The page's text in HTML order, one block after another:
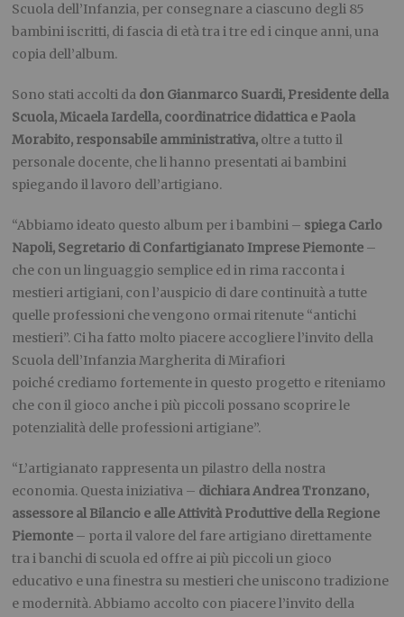
Scuola dell’Infanzia, per consegnare a ciascuno degli 85
bambini iscritti, di fascia di età tra i tre ed i cinque anni, una
copia dell’album.
Sono stati accolti da don Gianmarco Suardi, Presidente della
Scuola, Micaela Iardella, coordinatrice didattica e Paola
Morabito, responsabile amministrativa, oltre a tutto il
personale docente, che li hanno presentati ai bambini
spiegando il lavoro dell’artigiano.
“Abbiamo ideato questo album per i bambini – spiega Carlo
Napoli, Segretario di Confartigianato Imprese Piemonte –
che con un linguaggio semplice ed in rima racconta i
mestieri artigiani, con l’auspicio di dare continuità a tutte
quelle professioni che vengono ormai ritenute “antichi
mestieri”. Ci ha fatto molto piacere accogliere l’invito della
Scuola dell’Infanzia Margherita di Mirafiori
poiché crediamo fortemente in questo progetto e riteniamo
che con il gioco anche i più piccoli possano scoprire le
potenzialità delle professioni artigiane”.
“L’artigianato rappresenta un pilastro della nostra
economia. Questa iniziativa – dichiara Andrea Tronzano,
assessore al Bilancio e alle Attività Produttive della Regione
Piemonte – porta il valore del fare artigiano direttamente
tra i banchi di scuola ed offre ai più piccoli un gioco
educativo e una finestra su mestieri che uniscono tradizione
e modernità. Abbiamo accolto con piacere l’invito della